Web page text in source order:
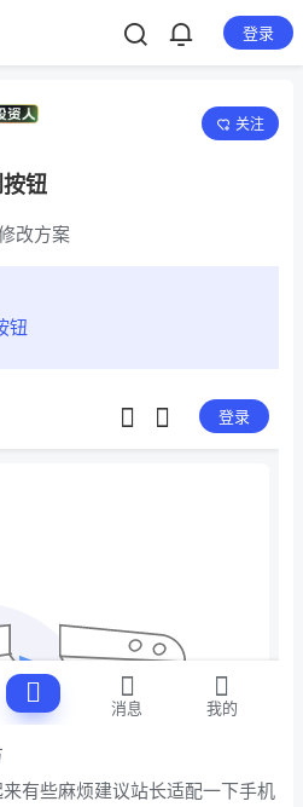
登录
钮
关注
改方案
钮
有些麻烦建议站长适配一下手机